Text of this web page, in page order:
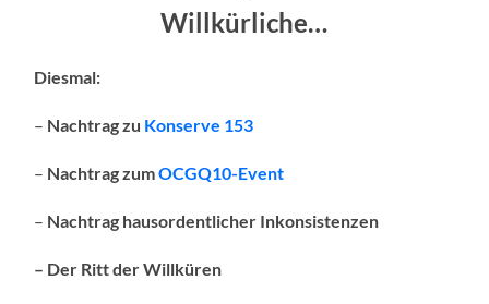
Willkürliche…
Diesmal:
– Nachtrag zu Konserve 153
– Nachtrag zumOCGQ10-Event
– Nachtrag hausordentlicher Inkonsistenzen
– Der Ritt der Willküren